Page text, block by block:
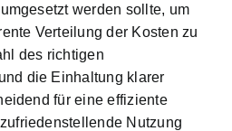
werden sollte, um
Verteilung der Kosten zu
des richtigen
die Einhaltung klarer
für eine effiziente
Nutzung